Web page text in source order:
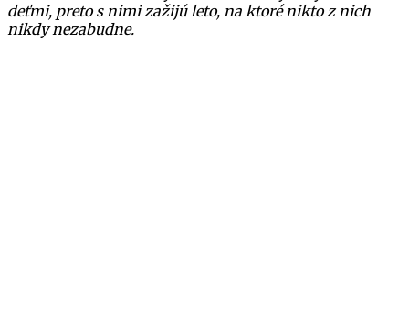
deťmi, preto s nimi zažijú leto, na ktoré nikto z nich
nikdy nezabudne.